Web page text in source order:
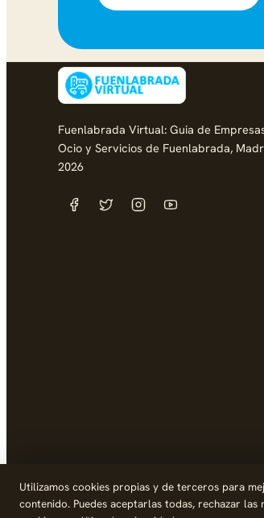
Fuenlabrada Virtual: Guia de
Ocio y Servicios de Fuenlabrada,
2026
Utilizamos cookies propias y de terceros para
contenido. Puedes aceptarlas todas, rechazar